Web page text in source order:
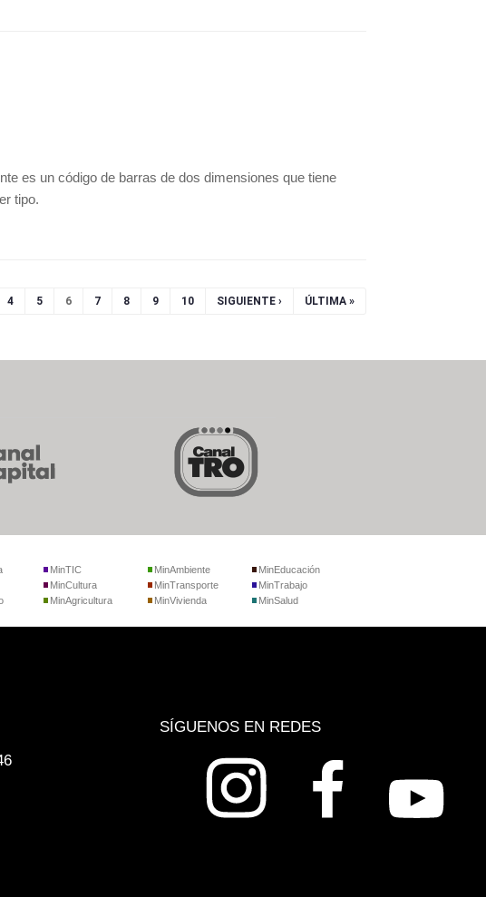
es un código de barras de dos dimensiones que tiene
tipo.
4 5 6 7 8 9 10 SIGUIENTE › ÚLTIMA »
MinTIC
MinCultura
MinAgricultura
MinAmbiente
MinTransporte
MinVivienda
MinEducación
MinTrabajo
MinSalud
SÍGUENOS EN REDES